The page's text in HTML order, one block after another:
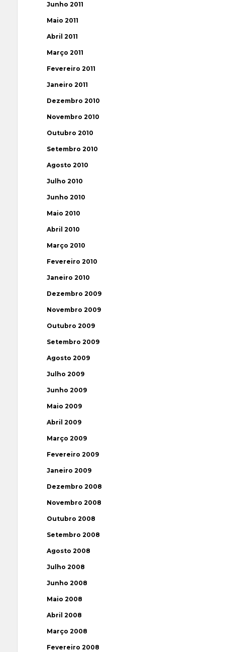
Junho 2011
Maio 2011
Abril 2011
Março 2011
Fevereiro 2011
Janeiro 2011
Dezembro 2010
Novembro 2010
Outubro 2010
Setembro 2010
Agosto 2010
Julho 2010
Junho 2010
Maio 2010
Abril 2010
Março 2010
Fevereiro 2010
Janeiro 2010
Dezembro 2009
Novembro 2009
Outubro 2009
Setembro 2009
Agosto 2009
Julho 2009
Junho 2009
Maio 2009
Abril 2009
Março 2009
Fevereiro 2009
Janeiro 2009
Dezembro 2008
Novembro 2008
Outubro 2008
Setembro 2008
Agosto 2008
Julho 2008
Junho 2008
Maio 2008
Abril 2008
Março 2008
Fevereiro 2008